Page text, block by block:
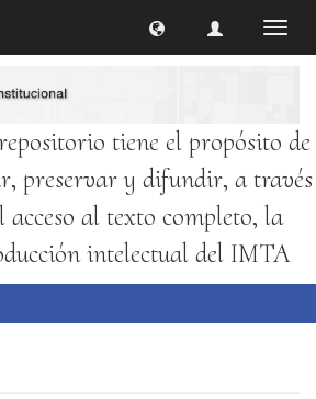
tiene el propósito de
preservar y difundir, a través
acceso al texto completo, la
intelectual del IMTA